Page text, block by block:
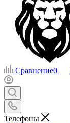
Сравнение0
Телефоны